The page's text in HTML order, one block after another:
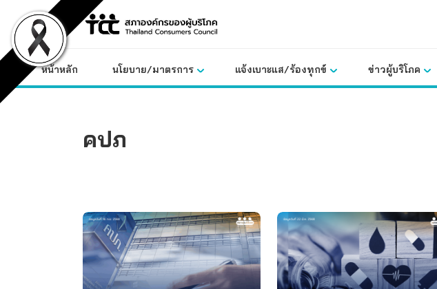
content
หน้าหลัก นโยบาย/มาตรการ แจ้งเบาะแส/ร้องทุกข์ ข่าวผู้บริโภค
คปภ